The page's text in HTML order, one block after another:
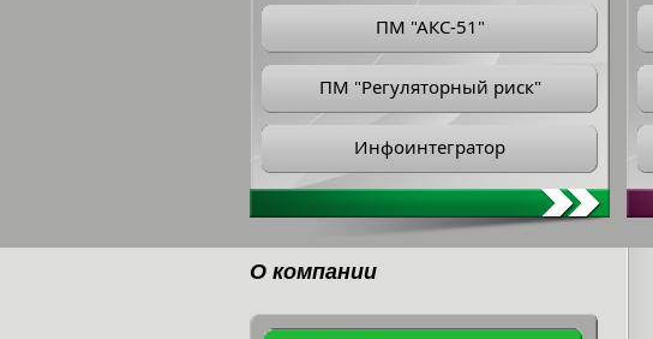
ПМ "АКС-51"
ПМ "Регуляторный риск"
Инфоинтегратор
О компании